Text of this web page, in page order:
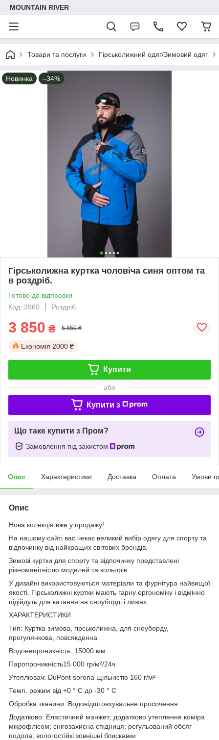
MOUNTAIN RIVER
Товари та послуги Гірськолижний одяг/Зимовий одяг
Новинка –34%
Гірськолижна куртка чоловіча синя оптом та
в роздріб.
Готово до відправки
Код: 3960
Роздріб
3 850 ₴ 5 850 ₴
Економія 2000 ₴
Купити
або
Купити з
Що таке купити з Пром?
Замовлення під захистом
Опис Характеристики Доставка Оплата Умови
Опис
Нова колекція вже у продажу!
На нашому сайті вас чекає великий вибір одягу для спорту та
відпочинку від найкращих світових брендів.
Зимові куртки для спорту та відпочинку представлені
різноманітністю моделей та кольорів.
У дизайні використовуються матеріали та фурнітура найвищої
якості. Гірськолижні куртки мають гарну ергономіку і відмінно
підійдуть для катання на сноуборді і лижах.
ХАРАКТЕРИСТИКИ
Тип: Куртка зимова, гірськолижна, для сноуборду,
прогулянкова, повсякденна
Водонепроникність: 15000 мм
Паропроникність15.000 гр/м²/24ч
Утеплювач: DuPont sorona щільністю 160 г/м²
Темп. режим від +0 ° С до -30 ° С
Обробка тканини: Водовідштовхувальне просочення
Додатково: Еластичний манжет; додатково утеплення коміра
мікрофлісом; снігозахисна спідниця; регульований обсяг
подола; вологостійкі зовнішні блискавки